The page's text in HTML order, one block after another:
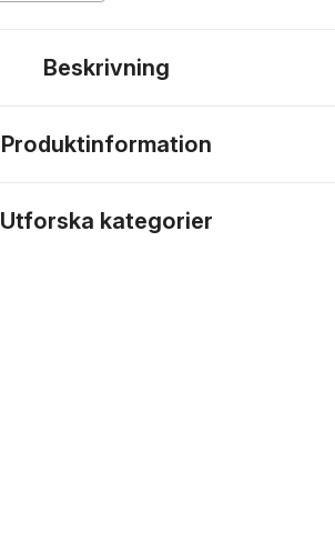
Beskrivning
Produktinformation
Utforska kategorier